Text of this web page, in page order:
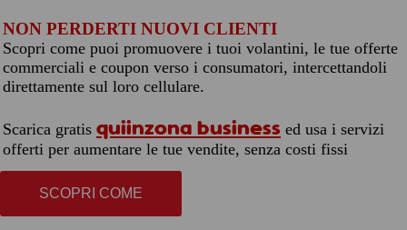
NON PERDERTI NUOVI CLIENTI
Scopri come puoi promuovere i tuoi volantini, le tue offerte
commerciali e coupon verso i consumatori, intercettandoli
direttamente sul loro cellulare.
Scarica gratis quiinzona business ed usa i servizi
offerti per aumentare le tue vendite, senza costi fissi
SCOPRI COME